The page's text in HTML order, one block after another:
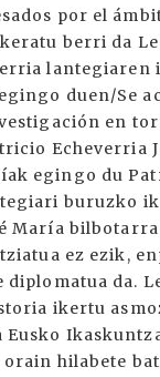
por el
berri da
lantegiaren
duen/Se
en
Echeverria
egingo du
buruzko
María bilbotarra
ez ezik,
diplomatua da.
ikertu
hilabete